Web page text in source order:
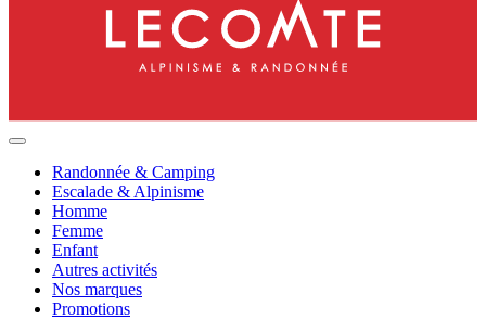
Randonnée & Camping
Escalade & Alpinisme
Homme
Femme
Enfant
Autres activités
Nos marques
Promotions